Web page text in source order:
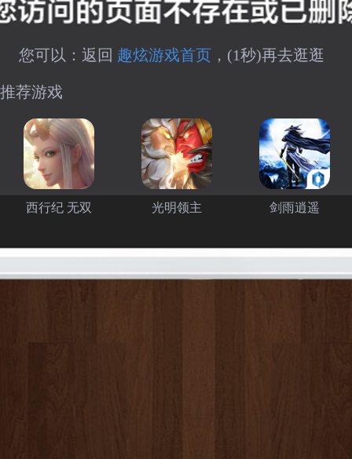
您可以：返回 趣炫游戏首页 ，(1秒)再去逛逛
推荐游戏
西行纪 无双 光明领主 剑雨逍遥